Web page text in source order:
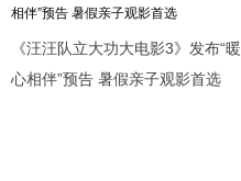
《汪汪队立大功大电影3》发布“暖
心相伴”预告 暑假亲子观影首选